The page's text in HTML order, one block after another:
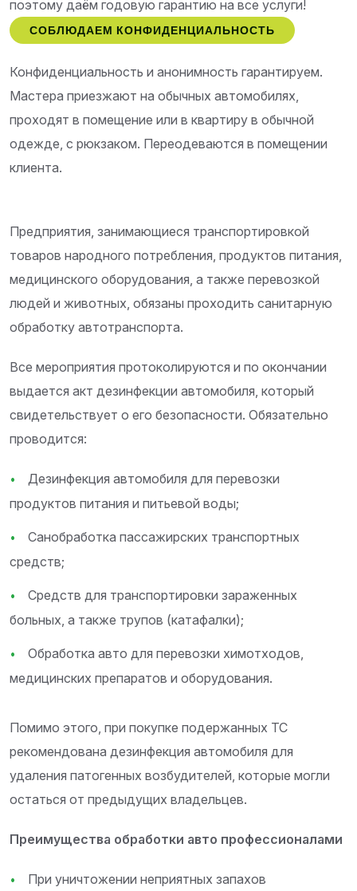
поэтому даём годовую гарантию на все услуги!
СОБЛЮДАЕМ КОНФИДЕНЦИАЛЬНОСТЬ
Конфиденциальность и анонимность гарантируем.
Мастера приезжают на обычных автомобилях,
проходят в помещение или в квартиру в обычной
одежде, с рюкзаком. Переодеваются в помещении
клиента.
Предприятия, занимающиеся транспортировкой
товаров народного потребления, продуктов питания,
медицинского оборудования, а также перевозкой
людей и животных, обязаны проходить санитарную
обработку автотранспорта.
Все мероприятия протоколируются и по окончании
выдается акт дезинфекции автомобиля, который
свидетельствует о его безопасности. Обязательно
проводится:
Дезинфекция автомобиля для перевозки
продуктов питания и питьевой воды;
Санобработка пассажирских транспортных
средств;
Средств для транспортировки зараженных
больных, а также трупов (катафалки);
Обработка авто для перевозки химотходов,
медицинских препаратов и оборудования.
Помимо этого, при покупке подержанных ТС
рекомендована дезинфекция автомобиля для
удаления патогенных возбудителей, которые могли
остаться от предыдущих владельцев.
Преимущества обработки авто профессионалами
При уничтожении неприятных запахов